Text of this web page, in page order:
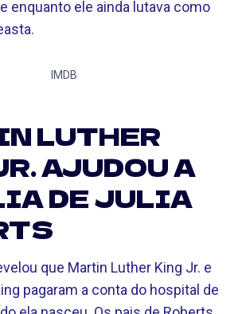
enquanto ele ainda lutava como
IMDB
LUTHER
AJUDOU A
DE JULIA
que Martin Luther King Jr. e
pagaram a conta do hospital de